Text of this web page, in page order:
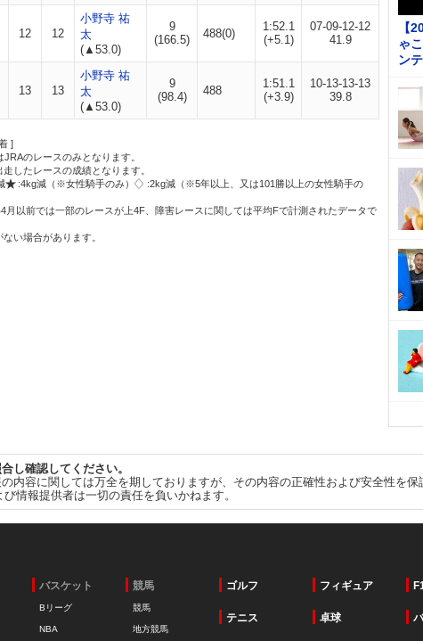
12 12
小野寺 祐
太
(▲53.0)
9
(166.5)
488(0)
1:52.1
(+5.1)
07-09-12-12
41.9
13 13
小野寺 祐
太
(▲53.0)
9
(98.4)
488
1:51.1
(+3.9)
10-13-13-13
39.8
]
のレースのみとなります。
したレースの成績となります。
:4kg減（※女性騎手のみ）
:2kg減（※5年以上、又は101勝以上の女性騎手の
以前では一部のレースが上4F、障害レースに関しては平均Fで計測されたデータで
い場合があります。
【
ゃ
ン
し確認してください。
内容に関しては万全を期しておりますが、その内容の正確性および安全性を
情報提供者は一切の責任を負いかねます。
バスケット
Bリーグ
NBA
競馬
競馬
地方競馬
ゴルフ フィギュア
テニス 卓球